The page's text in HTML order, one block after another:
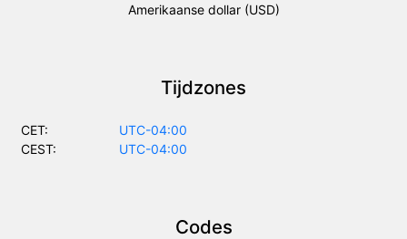
Amerikaanse dollar (USD)
Tijdzones
CET:
UTC-04:00
CEST:
UTC-04:00
Codes